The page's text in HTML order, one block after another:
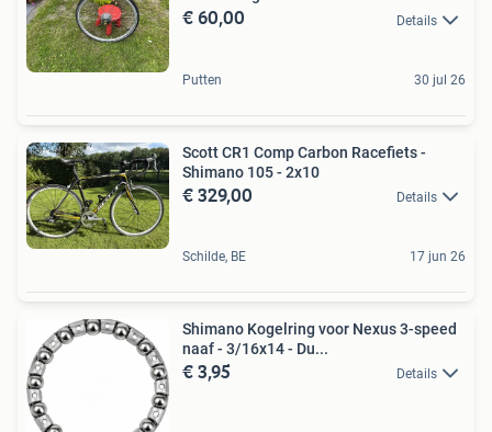
€ 60,00 Details
Putten 30 jul 26
Scott CR1 Comp Carbon Racefiets -
Shimano 105 - 2x10
€ 329,00 Details
Schilde, BE 17 jun 26
Shimano Kogelring voor Nexus 3-speed
naaf - 3/16x14 - Du...
€ 3,95 Details